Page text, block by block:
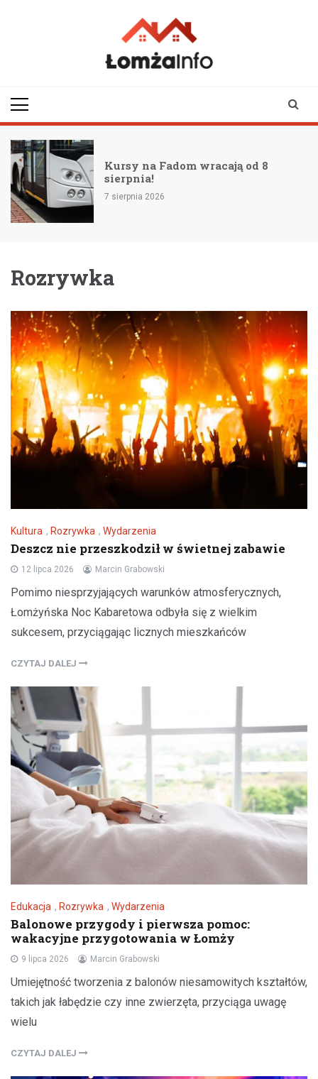
Kursy na Fadom wracają od 8
sierpnia!
7 sierpnia 2026
Rozrywka
Kultura , Rozrywka , Wydarzenia
Deszcz nie przeszkodził w świetnej zabawie
12 lipca 2026 Marcin Grabowski
Pomimo niesprzyjających warunków atmosferycznych,
Łomżyńska Noc Kabaretowa odbyła się z wielkim
sukcesem, przyciągając licznych mieszkańców
CZYTAJ DALEJ
Edukacja , Rozrywka , Wydarzenia
Balonowe przygody i pierwsza pomoc:
wakacyjne przygotowania w Łomży
9 lipca 2026 Marcin Grabowski
Umiejętność tworzenia z balonów niesamowitych kształtów,
takich jak łabędzie czy inne zwierzęta, przyciąga uwagę
wielu
CZYTAJ DALEJ